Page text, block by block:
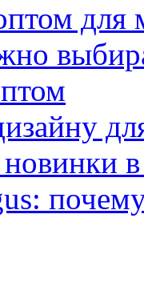
для
почему